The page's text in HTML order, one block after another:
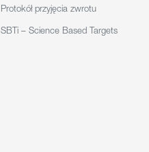
Protokół przyjęcia zwrotu
SBTi – Science Based Targets